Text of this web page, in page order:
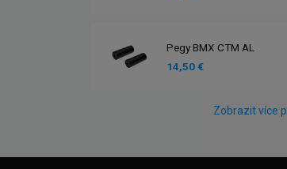
Pegy BMX CTM AL
14,50 €
Zobrazit více